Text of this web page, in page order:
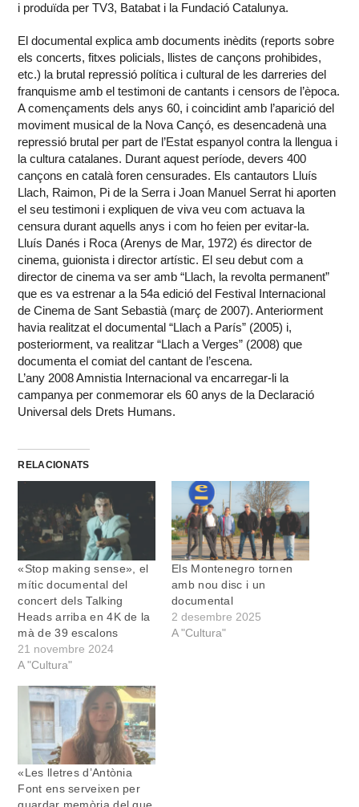
i produïda per TV3, Batabat i la Fundació Catalunya.
El documental explica amb documents inèdits (reports sobre
els concerts, fitxes policials, llistes de cançons prohibides,
etc.) la brutal repressió política i cultural de les darreries del
franquisme amb el testimoni de cantants i censors de l’època.
A començaments dels anys 60, i coincidint amb l’aparició del
moviment musical de la Nova Cançó, es desencadenà una
repressió brutal per part de l’Estat espanyol contra la llengua i
la cultura catalanes. Durant aquest període, devers 400
cançons en català foren censurades. Els cantautors Lluís
Llach, Raimon, Pi de la Serra i Joan Manuel Serrat hi aporten
el seu testimoni i expliquen de viva veu com actuava la
censura durant aquells anys i com ho feien per evitar-la.
Lluís Danés i Roca (Arenys de Mar, 1972) és director de
cinema, guionista i director artístic. El seu debut com a
director de cinema va ser amb “Llach, la revolta permanent”
que es va estrenar a la 54a edició del Festival Internacional
de Cinema de Sant Sebastià (març de 2007). Anteriorment
havia realitzat el documental “Llach a París” (2005) i,
posteriorment, va realitzar “Llach a Verges” (2008) que
documenta el comiat del cantant de l’escena.
L’any 2008 Amnistia Internacional va encarregar-li la
campanya per conmemorar els 60 anys de la Declaració
Universal dels Drets Humans.
RELACIONATS
«Stop making sense», el
mític documental del
concert dels Talking
Heads arriba en 4K de la
mà de 39 escalons
21 novembre 2024
A "Cultura"
Els Montenegro tornen
amb nou disc i un
documental
2 desembre 2025
A "Cultura"
«Les lletres d’Antònia
Font ens serveixen per
guardar memòria del que